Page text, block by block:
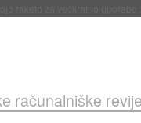
računalniške